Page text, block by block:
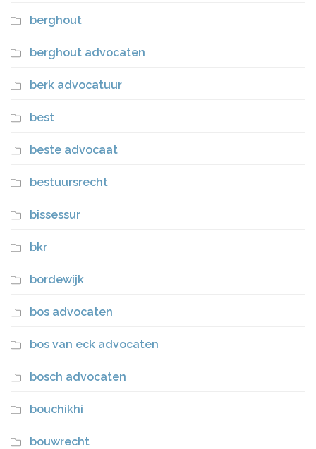
berghout
berghout advocaten
berk advocatuur
best
beste advocaat
bestuursrecht
bissessur
bkr
bordewijk
bos advocaten
bos van eck advocaten
bosch advocaten
bouchikhi
bouwrecht